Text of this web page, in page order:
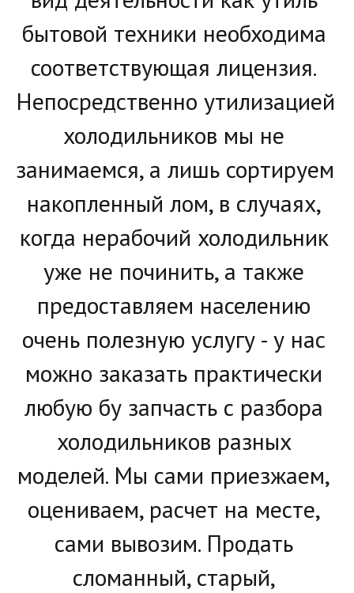
бытовой техники необходима
соответствующая лицензия.
Непосредственно утилизацией
холодильников мы не
занимаемся, а лишь сортируем
накопленный лом, в случаях,
когда нерабочий холодильник
уже не починить, а также
предоставляем населению
очень полезную услугу - у нас
можно заказать практически
любую бу запчасть с разбора
холодильников разных
моделей. Мы сами приезжаем,
оцениваем, расчет на месте,
сами вывозим. Продать
сломанный, старый,